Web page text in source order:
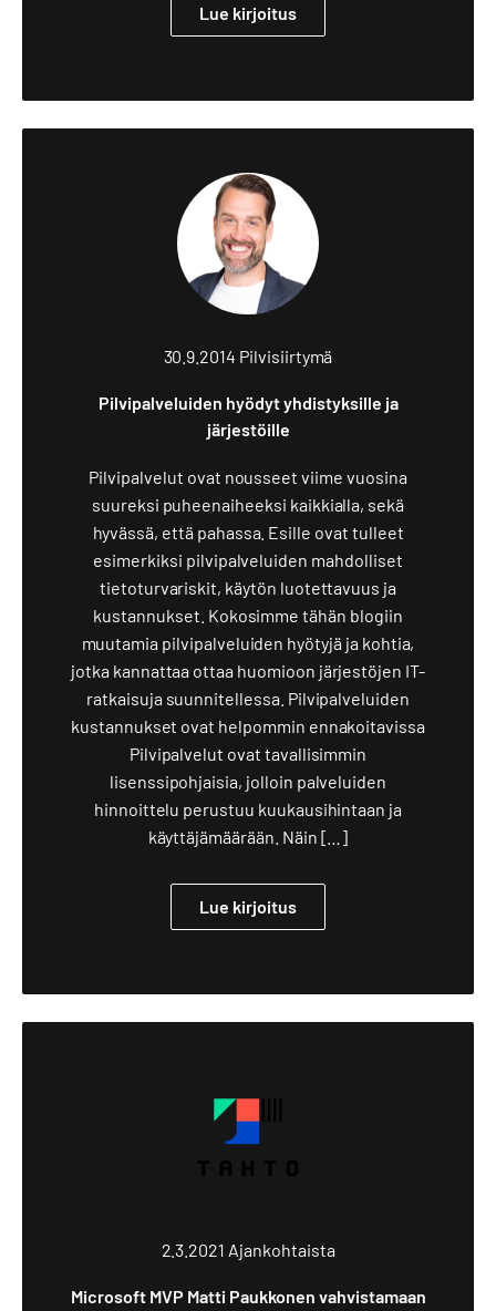
Lue kirjoitus
30.9.2014 Pilvisiirtymä
Pilvipalveluiden hyödyt yhdistyksille ja
järjestöille
Pilvipalvelut ovat nousseet viime vuosina
suureksi puheenaiheeksi kaikkialla, sekä
hyvässä, että pahassa. Esille ovat tulleet
esimerkiksi pilvipalveluiden mahdolliset
tietoturvariskit, käytön luotettavuus ja
kustannukset. Kokosimme tähän blogiin
muutamia pilvipalveluiden hyötyjä ja kohtia,
jotka kannattaa ottaa huomioon järjestöjen IT-
ratkaisuja suunnitellessa. Pilvipalveluiden
kustannukset ovat helpommin ennakoitavissa
Pilvipalvelut ovat tavallisimmin
lisenssipohjaisia, jolloin palveluiden
hinnoittelu perustuu kuukausihintaan ja
käyttäjämäärään. Näin […]
Lue kirjoitus
2.3.2021 Ajankohtaista
Microsoft MVP Matti Paukkonen vahvistamaan